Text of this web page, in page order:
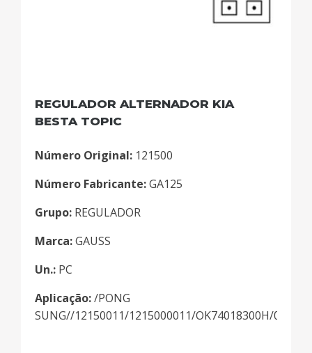
REGULADOR ALTERNADOR KIA
BESTA TOPIC
Número Original: 121500
Número Fabricante:GA125
Grupo: REGULADOR
Marca:GAUSS
Un.: PC
Aplicação:/PONG
SUNG//12150011/1215000011/OK74018300H/